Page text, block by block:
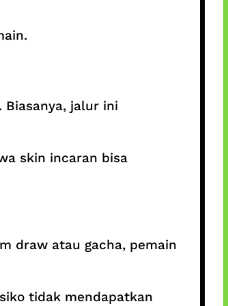
jalur ini
skin incaran bisa
draw atau gacha, pemain
tidak mendapatkan